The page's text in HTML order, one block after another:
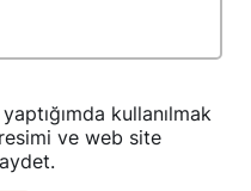
kullanılmak
ve web site